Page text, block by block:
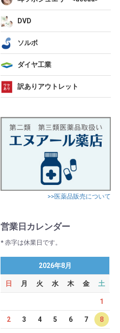
DVD
ソルボ
ダイヤ工業
訳ありアウトレット
>>医薬品販売について
営業日カレンダー
* 赤字は休業日です。
2026年8月
日 月 火 水 木 金 土
1
2 3 4 5 6 7 8